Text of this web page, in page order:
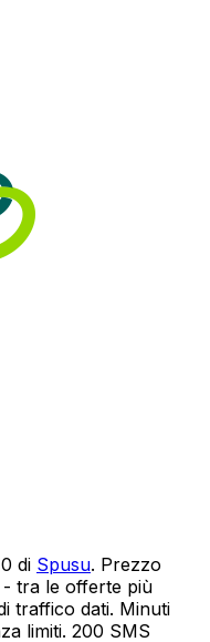
di Spusu. Prezzo
tra le offerte più
traffico dati. Minuti
limiti. 200 SMS